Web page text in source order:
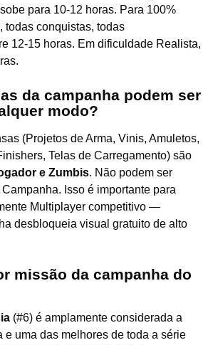
para 10-12 horas. Para 100%
todas conquistas, todas
12-15 horas. Em dificuldade Realista,
da campanha podem ser
modo?
(Projetos de Arma, Vinis, Amuletos,
Telas de Carregamento) são
e Zumbis. Não podem ser
Isso é importante para
Multiplayer competitivo —
desbloqueia visual gratuito de alto
missão da campanha do
(#6) é amplamente considerada a
e uma das melhores de toda a série